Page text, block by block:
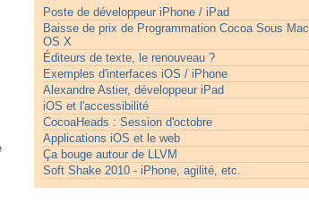
Poste de développeur iPhone / iPad
Baisse de prix de Programmation Cocoa Sous Mac
OS X
Éditeurs de texte, le renouveau ?
Exemples d'interfaces iOS / iPhone
Alexandre Astier, développeur iPad
iOS et l'accessibilité
CocoaHeads : Session d'octobre
Applications iOS et le web
Ça bouge autour de LLVM
Soft Shake 2010 - iPhone, agilité, etc.